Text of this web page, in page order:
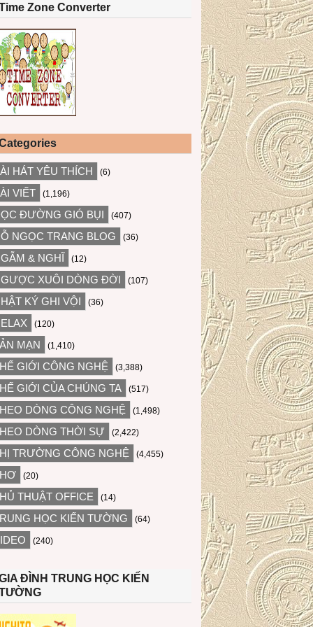
Zone Converter
HÁT YÊU THÍCH (6)
VIẾT (1,196)
ĐƯỜNG GIÓ BỤI (407)
NGỌC TRANG BLOG (36)
& NGHĨ (12)
XUÔI DÒNG ĐỜI (107)
KÝ GHI VỘI (36)
(120)
MẠN (1,410)
GIỚI CÔNG NGHỆ (3,388)
GIỚI CỦA CHÚNG TA (517)
DÒNG CÔNG NGHỆ (1,498)
DÒNG THỜI SỰ (2,422)
TRƯỜNG CÔNG NGHỆ (4,455)
(20)
THUẬT OFFICE (14)
HỌC KIẾN TƯỜNG (64)
(240)
ĐÌNH TRUNG HỌC KIẾN